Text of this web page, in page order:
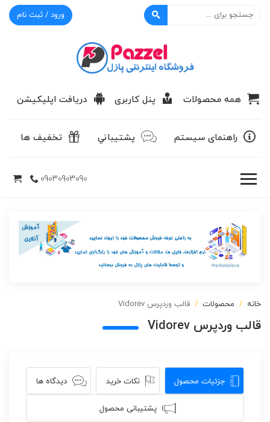
ورود / ثبت نام
همه محصولات پنل کاربری دریافت اپلیکیشن
راهنمای سیستم پشتيباني تخفیف ها
09030903090
خانه محصولات قالب وردپرس Vidorev
قالب وردپرس Vidorev
جزئیات محصول نکات خرید دیدگاه ها
پشتیبانی محصول